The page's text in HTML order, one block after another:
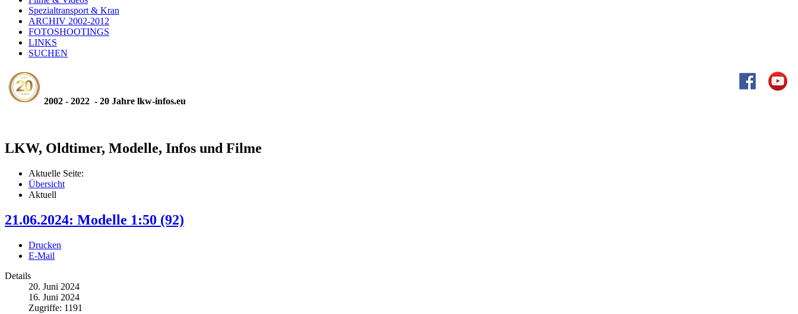
Spezialtransport & Kran
ARCHIV 2002-2012
FOTOSHOOTINGS
LINKS
SUCHEN
2002 - 2022 - 20 Jahre lkw-infos.eu
LKW, Oldtimer, Modelle, Infos und Filme
Aktuelle Seite:
Übersicht
Aktuell
21.06.2024: Modelle 1:50 (92)
Drucken
E-Mail
Details
20. Juni 2024
16. Juni 2024
Zugriffe: 1191